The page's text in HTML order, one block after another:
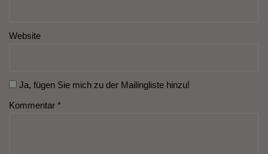
Website
Ja, fügen Sie mich zu der Mailingliste hinzu!
Kommentar *